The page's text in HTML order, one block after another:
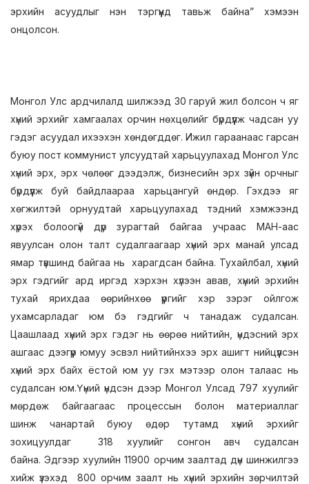
эрхийн асуудлыг нэн тэргүүнд тавьж байна” хэмээн
онцолсон.
Монгол Улс ардчилалд шилжээд 30 гаруй жил болсон ч яг
хүний эрхийг хамгаалах орчин нөхцөлийг бүрдүүлж чадсан уу
гэдэг асуудал ихээхэн хөндөгддөг. Ижил гараанаас гарсан
буюу пост коммунист улсуудтай харьцуулахад Монгол Улс
хүний эрх, эрх чөлөөг дээдэлж, бизнесийн эрх зүйн орчныг
бүрдүүлж буй байдлаараа харьцангуй өндөр. Гэхдээ яг
хөгжилтэй орнуудтай харьцуулахад тэдний хэмжээнд
хүрэх болоогүй дүр зурагтай байгаа учраас МАН-аас
явуулсан олон талт судалгаагаар хүний эрх манай улсад
ямар түвшинд байгаа нь харагдсан байна. Тухайлбал, хүний
эрх гэдгийг ард иргэд хэрхэн хүлээн авав, хүний эрхийн
тухай ярихдаа өөрийнхөө үүргийг хэр зэрэг ойлгож
ухамсарладаг юм бэ гэдгийг ч танадаж судалсан.
Цаашлаад хүний эрх гэдэг нь өөрөө нийтийн, үндэсний эрх
ашгаас дээгүүр юмуу эсвэл нийтийнхээ эрх ашигт нийцүүлсэн
хүний эрх байх ёстой юм уу гэх мэтээр олон талаас нь
судалсан юм.Үүний үндсэн дээр Монгол Улсад 797 хуулийг
мөрдөж байгаагаас процессын болон материаллаг
шинж чанартай буюу өдөр тутамд хүний эрхийг
зохицуулдаг 318 хуулийг сонгон авч судалсан
байна. Эдгээр хуулийн 11900 орчим заалтад дүн шинжилгээ
хийж үзэхэд 800 орчим заалт нь хүний эрхийн зөрчилтэй